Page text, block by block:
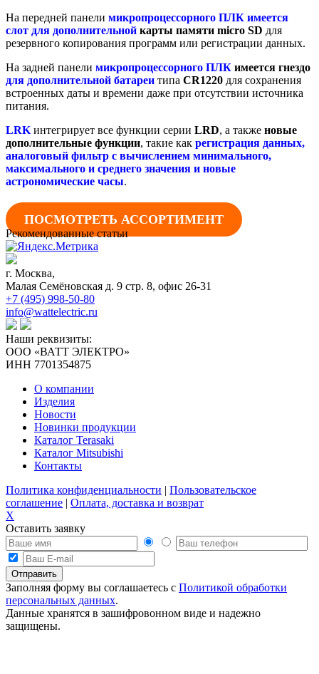
На передней панели микропроцессорного ПЛК имеется
слот для дополнительной карты памяти micro SD для
резервного копирования программ или регистрации данных.
На задней панели микропроцессорного ПЛК имеется гнездо
для дополнительной батареи типа CR1220 для сохранения
встроенных даты и времени даже при отсутствии источника
питания.
LRK интегрирует все функции серии LRD, а также новые
дополнительные функции, такие как регистрация данных,
аналоговый фильтр с вычислением минимального,
максимального и среднего значения и новые
астрономические часы.
ПОСМОТРЕТЬ АССОРТИМЕНТ
Рекомендованные статьи
г. Москва,
Малая Семёновская д. 9 стр. 8, офис 26-31
+7 (495) 998-50-80
info@wattelectric.ru
Наши реквизиты:
ООО «ВАТТ ЭЛЕКТРО»
ИНН 7701354875
О компании
Изделия
Новости
Новинки продукции
Каталог Terasaki
Каталог Mitsubishi
Контакты
Политика конфиденциальности | Пользовательское
соглашение | Оплата, доставка и возврат
X
Оставить заявку
Заполняя форму вы соглашаетесь с Политикой обработки
персональных данных.
Данные хранятся в зашифровонном виде и надежно
защищены.